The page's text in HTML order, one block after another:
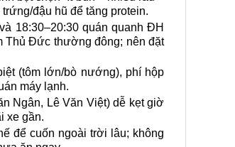
đậu hũ để tăng protein.
18:30–20:30 quán quanh ĐH
Thủ Đức thường đông; nên đặt
(tôm lớn/bò nướng), phí hộp
máy lạnh.
Ngân, Lê Văn Việt) dễ kẹt giờ
xe gần.
để cuốn ngoài trời lâu; không